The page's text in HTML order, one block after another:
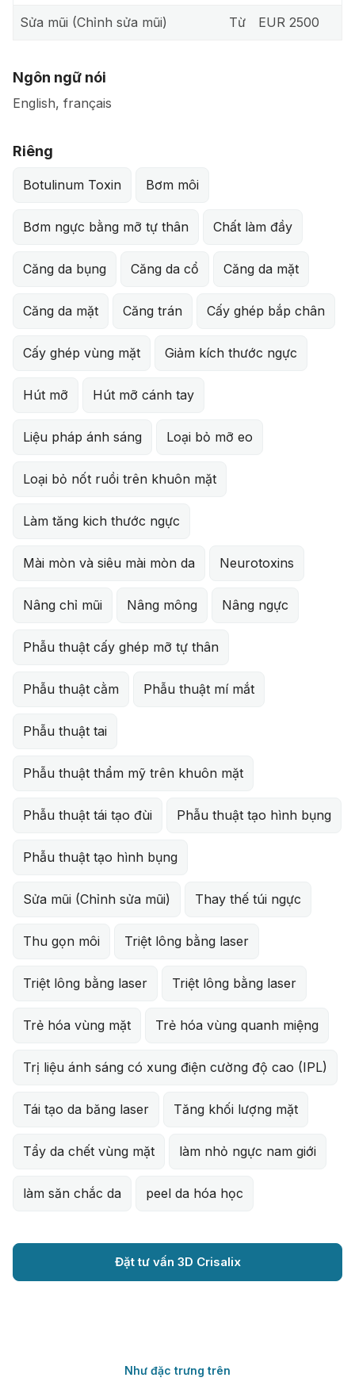
Sửa mũi (Chỉnh sửa mũi) Từ EUR 2500
Ngôn ngữ nói
English, français
Riêng
Botulinum Toxin Bơm môi
Bơm ngực bằng mỡ tự thân Chất làm đầy
Căng da bụng Căng da cổ Căng da mặt
Căng da mặt Căng trán Cấy ghép bắp chân
Cấy ghép vùng mặt Giảm kích thước ngực
Hút mỡ Hút mỡ cánh tay
Liệu pháp ánh sáng Loại bỏ mỡ eo
Loại bỏ nốt ruồi trên khuôn mặt
Làm tăng kich thước ngực
Mài mòn và siêu mài mòn da Neurotoxins
Nâng chỉ mũi Nâng mông Nâng ngực
Phẫu thuật cấy ghép mỡ tự thân
Phẫu thuật cằm Phẫu thuật mí mắt
Phẫu thuật tai
Phẫu thuật thẩm mỹ trên khuôn mặt
Phẫu thuật tái tạo đùi Phẫu thuật tạo hình bụng
Phẫu thuật tạo hình bụng
Sửa mũi (Chỉnh sửa mũi) Thay thế túi ngực
Thu gọn môi Triệt lông bằng laser
Triệt lông bằng laser Triệt lông bằng laser
Trẻ hóa vùng mặt Trẻ hóa vùng quanh miệng
Trị liệu ánh sáng có xung điện cường độ cao (IPL)
Tái tạo da băng laser Tăng khối lượng mặt
Tẩy da chết vùng mặt làm nhỏ ngực nam giới
làm săn chắc da peel da hóa học
Đặt tư vấn 3D Crisalix
Như đặc trưng trên